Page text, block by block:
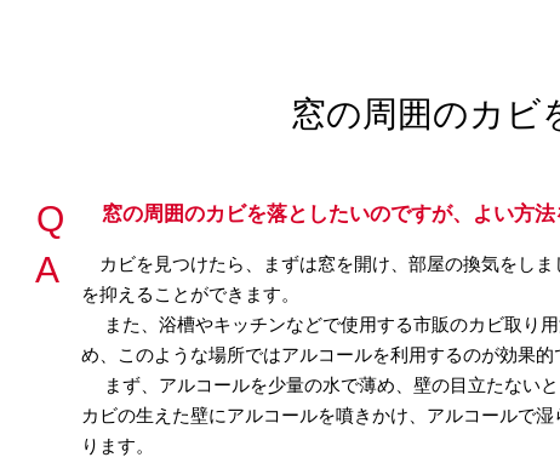
窓の周囲のカビ
窓の周囲のカビを落としたいのですが、よい方法
カビを見つけたら、まずは窓を開け、部屋の換気をし
を抑えることができます。
また、浴槽やキッチンなどで使用する市販のカビ取り
め、このような場所ではアルコールを利用するのが効果的
まず、アルコールを少量の水で薄め、壁の目立たない
カビの生えた壁にアルコールを噴きかけ、アルコールで
ります。